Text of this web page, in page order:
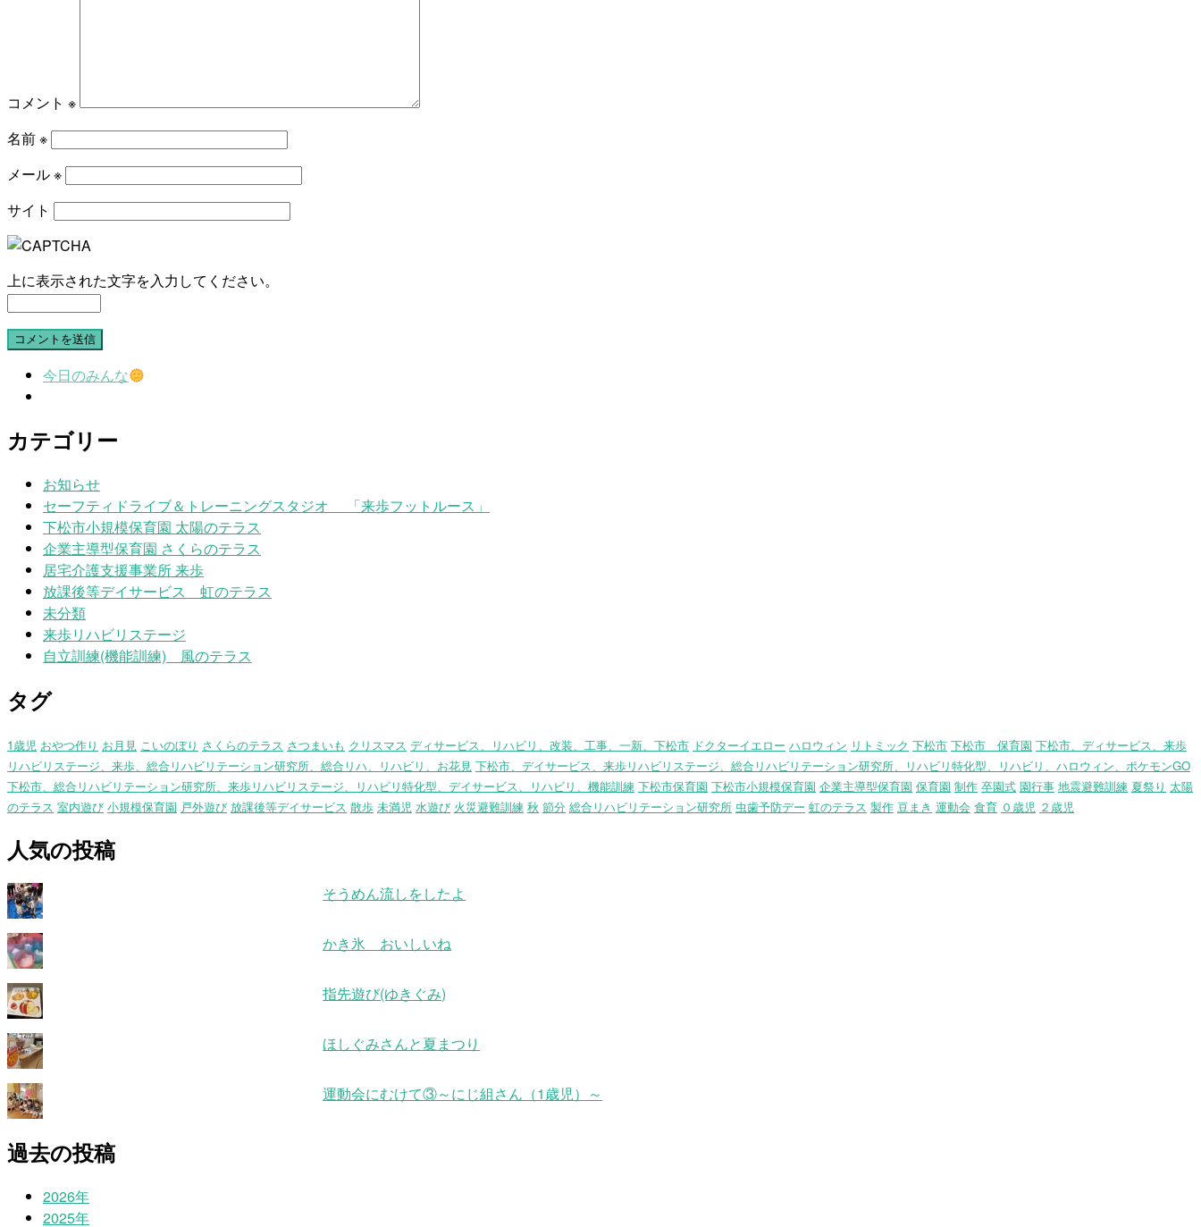
コメント ※
名前※
メール※
サイト
上に表示された文字を入力してください。
今日のみんな
カテゴリー
お知らせ
セーフティドライブ＆トレーニングスタジオ 「来歩フットルース」
下松市小規模保育園 太陽のテラス
企業主導型保育園 さくらのテラス
居宅介護支援事業所 来歩
放課後等デイサービス 虹のテラス
未分類
来歩リハビリステージ
自立訓練(機能訓練) 風のテラス
タグ
1歳児 おやつ作り お月見 こいのぼり さくらのテラス さつまいも クリスマス ディサービス、リハビリ、改装、工事、一新、下松市 ドクターイエロー ハロウィン リトミック 下松市 下松市 保育園 下松市、ディサービス、来歩
リハビリステージ、来歩、総合リハビリテーション研究所、総合リハ、リハビリ、お花見 下松市、デイサービス、来歩リハビリステージ、総合リハビリテーション研究所、リハビリ特化型、リハビリ、ハロウィン、ポケモンGO
下松市、総合リハビリテーション研究所、来歩リハビリステージ、リハビリ特化型、デイサービス、リハビリ、機能訓練 下松市保育園 下松市小規模保育園 企業主導型保育園 保育園 制作 卒園式 園行事 地震避難訓練 夏祭り 太陽
のテラス 室内遊び 小規模保育園 戸外遊び 放課後等デイサービス 散歩 未満児 水遊び 火災避難訓練 秋 節分 総合リハビリテーション研究所 虫歯予防デー 虹のテラス 製作 豆まき 運動会 食育 ０歳児 ２歳児
人気の投稿
そうめん流しをしたよ
かき氷 おいしいね
指先遊び(ゆきぐみ)
ほしぐみさんと夏まつり
運動会にむけて③～にじ組さん（1歳児）～
過去の投稿
2026年
2025年